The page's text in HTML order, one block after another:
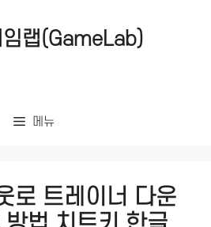
임랩(GameLab)
메뉴
로 트레이너 다운